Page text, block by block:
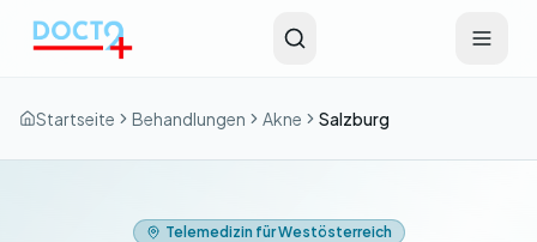
Startseite Behandlungen Akne Salzburg
Telemedizin für Westösterreich